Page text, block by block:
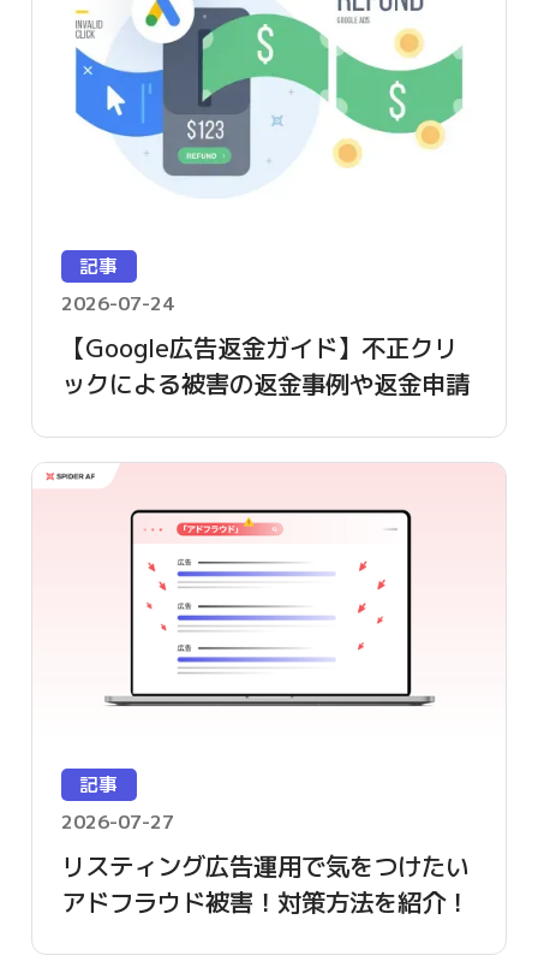
記事
2026-07-24
【Google広告返金ガイド】不正クリ
ックによる被害の返金事例や返金申請
記事
2026-07-27
リスティング広告運用で気をつけたい
アドフラウド被害！対策方法を紹介！